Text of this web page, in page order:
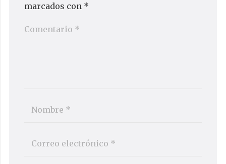
marcados con *